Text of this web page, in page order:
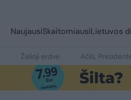
NaujausiSkaitomiausiLietuvos
Žalioji erdvė Ačiū,